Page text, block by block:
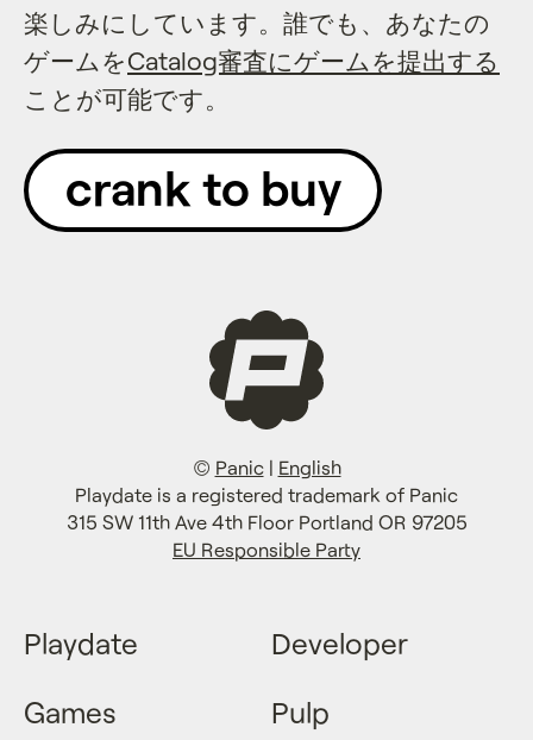
楽しみにしています。誰でも、あなたの
ゲームをCatalog審査にゲームを提出する
ことが可能です。
crank to buy
© Panic| English
Playdate is a registered trademark of Panic
315 SW 11th Ave 4th Floor Portland OR 97205
EU Responsible Party
Playdate
Games
Developer
Pulp